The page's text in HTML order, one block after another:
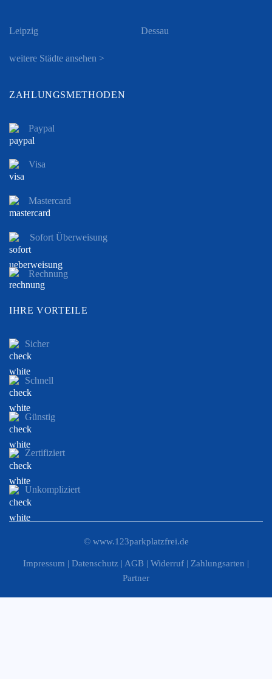
Leipzig Dessau
weitere Städte ansehen >
ZAHLUNGSMETHODEN
Paypal
Visa
Mastercard
Sofort Überweisung
Rechnung
IHRE VORTEILE
Sicher
Schnell
Günstig
Zertifiziert
Unkompliziert
© www.123parkplatzfrei.de
Impressum | Datenschutz | AGB | Widerruf | Zahlungsarten |
Partner